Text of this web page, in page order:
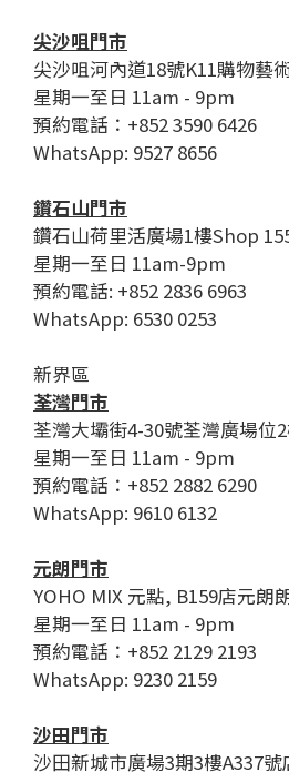
尖沙咀門市
尖沙咀河內道18號K11購物藝
星期一至日 11am - 9pm
預約電話：+852 3590 6426
WhatsApp: 9527 8656
鑽石山門市
鑽石山荷里活廣場1樓Shop
星期一至日 11am-9pm
預約電話: +852 2836 6963
WhatsApp: 6530 0253
新界區
荃灣門市
荃灣大壩街4-30號荃灣廣場位
星期一至日 11am - 9pm
預約電話：+852 2882 6290
WhatsApp: 9610 6132
元朗門市
YOHO MIX 元點, B159店元朗
星期一至日 11am - 9pm
預約電話：+852 2129 2193
WhatsApp: 9230 2159
沙田門市
沙田新城市廣場3期3樓A337號